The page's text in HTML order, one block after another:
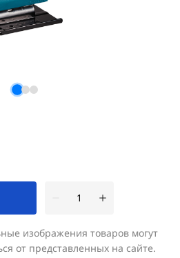
изображения товаров могут
от представленных на сайте.